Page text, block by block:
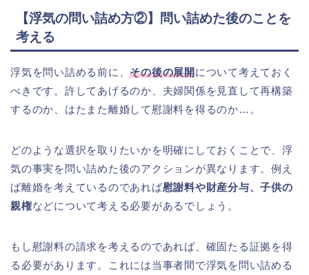
【浮気の問い詰め方②】問い詰めた後のことを
考える
浮気を問い詰める前に、その後の展開について考えておく
べきです。許してあげるのか、夫婦関係を見直して再構築
するのか、はたまた離婚して慰謝料を得るのか…。
どのような選択を取りたいかを明確にしておくことで、浮
気の事実を問い詰めた後のアクションが異なります。例え
ば離婚を考えているのであれば慰謝料や財産分与、子供の
親権などについて考える必要があるでしょう。
もし慰謝料の請求を考えるのであれば、確固たる証拠を得
る必要があります。これには当事者間で浮気を問い詰める